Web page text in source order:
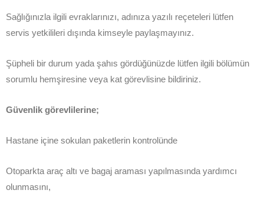
Sağlığınızla ilgili evraklarınızı, adınıza yazılı reçeteleri lütfen
servis yetkilileri dışında kimseyle paylaşmayınız.
Şüpheli bir durum yada şahıs gördüğünüzde lütfen ilgili bölümün
sorumlu hemşiresine veya kat görevlisine bildiriniz.
Güvenlik görevlilerine;
Hastane içine sokulan paketlerin kontrolünde
Otoparkta araç altı ve bagaj araması yapılmasında yardımcı
olunmasını,